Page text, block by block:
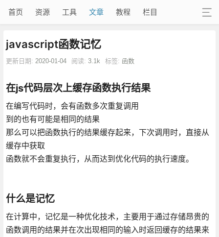
首页 资源 工具 文章 教程 栏目
javascript函数记忆
更新日期: 2020-01-04 阅读: 3.1k 标签: 函数
在js代码层次上缓存函数执行结果
在编写代码时，会有函数多次重复调用
到的也有可能是相同的结果
那么可以把函数执行的结果缓存起来，下次调用时，直接从
缓存中获取
函数就不会重复执行，从而达到优化代码的执行速度。
什么是记忆
在计算中，记忆是一种优化技术，主要用于通过存储昂贵的
函数调用的结果并在次出现相同的输入时返回缓存的结果来